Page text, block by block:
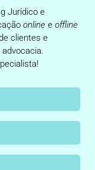
Jurídico e
online e offline
clientes e